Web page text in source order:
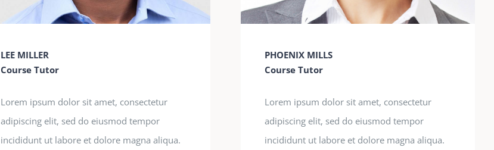
LEE MILLER
Course Tutor
Lorem ipsum dolor sit amet, consectetur
adipiscing elit, sed do eiusmod tempor
incididunt ut labore et dolore magna aliqua.
PHOENIX MILLS
Course Tutor
Lorem ipsum dolor sit amet, consectetur
adipiscing elit, sed do eiusmod tempor
incididunt ut labore et dolore magna aliqua.